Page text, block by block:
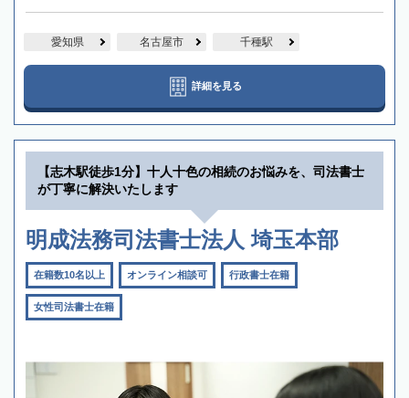
愛知県 名古屋市 千種駅
詳細を見る
【志木駅徒歩1分】十人十色の相続のお悩みを、司法書士
が丁寧に解決いたします
明成法務司法書士法人 埼玉本部
在籍数10名以上 オンライン相談可 行政書士在籍
女性司法書士在籍